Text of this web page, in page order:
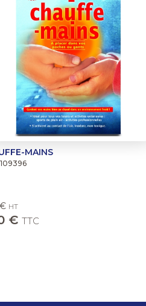
MAINS
HT
€ TTC